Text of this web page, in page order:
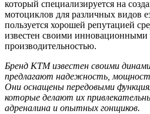
который специализируется на
мотоциклов для различных видов
пользуется хорошей репутацией
известен своими инновационными
производительностью.
Бренд KTM известен своими
предлагают надежность,
Они оснащены передовыми
которые делают их
адреналина и опытных гонщиков.